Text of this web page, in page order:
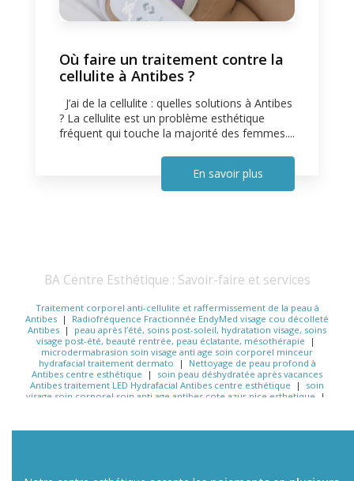
Où faire un traitement contre la
cellulite à Antibes ?
J’ai de la cellulite : quelles solutions à Antibes
? La cellulite est un problème esthétique
fréquent qui touche la majorité des femmes....
En savoir plus
BA Centre Esthétique : Savoir-faire et services
Traitement corporel anti-cellulite et raffermissement de la peau à
Antibes | Radiofréquence Fractionnée EndyMed visage cou décolleté
Antibes | peau après l’été, soins post-soleil, hydratation visage, soins
visage post-été, beauté rentrée, peau éclatante, mésothérapie
|
microdermabrasion soin visage anti age soin corporel minceur
hydrafacial traitement dermato | Nettoyage de peau profond à
Antibes centre esthétique | soin peau déshydratée après vacances
Antibes traitement LED Hydrafacial Antibes centre esthétique | soin
visage soin corporel soin anti age antibes cote azur nice esthetique
|
Laser Médical Antibes | HydraFacial, Laser, RF, EndyMed|